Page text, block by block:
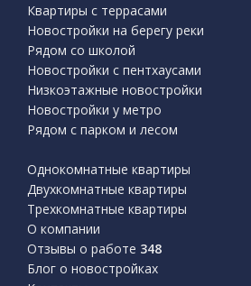
Квартиры с террасами
Новостройки на берегу реки
Рядом со школой
Новостройки с пентхаусами
Низкоэтажные новостройки
Новостройки у метро
Рядом с парком и лесом
Однокомнатные квартиры
Двухкомнатные квартиры
Трехкомнатные квартиры
О компании
Отзывы о работе 348
Блог о новостройках